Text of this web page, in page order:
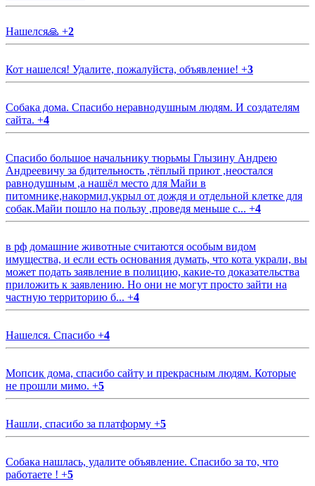
Нашелся🙏 +2
Кот нашелся! Удалите, пожалуйста, объявление! +3
Собака дома. Спасибо неравнодушным людям. И создателям
сайта. +4
Спасибо большое начальнику тюрьмы Глызину Андрею
Андреевичу за бдительность ,тёплый приют ,неостался
равнодушным ,а нашёл место для Майи в
питомнике,накормил,укрыл от дождя и отдельной клетке для
собак.Майи пошло на пользу ,проведя меньше с... +4
в рф домашние животные считаются особым видом
имущества, и если есть основания думать, что кота украли, вы
может подать заявление в полицию, какие-то доказательства
приложить к заявлению. Но они не могут просто зайти на
частную территорию б... +4
Нашелся. Спасибо +4
Мопсик дома, спасибо сайту и прекрасным людям. Которые
не прошли мимо. +5
Нашли, спасибо за платформу +5
Собака нашлась, удалите объявление. Спасибо за то, что
работаете ! +5